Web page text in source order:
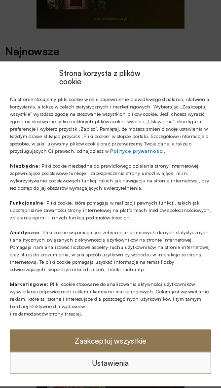
Strona korzysta z plików
cookie
Na stronie stosujemy pliki cookie w celu zapewnienie prawidłowego działania, ułatwienia
korzystania, a także w celach statystycznych i marketingowych. Wybierając „Zaakceptuj
wszystkie” wyrażasz zgodę na stosowanie wszystkich plików cookie. Jeśli chcesz wyrazić
zgodę na stosowanie tylko niektórych plików cookie, wybierz „Ustawienia”, skonfiguruj
preferencje i wybierz przycisk „Zapisz”. Pamiętaj, że możesz zmienić swoje ustawienia w
każdym czasie klikając przycisk „Pliki cookie” w stopce portalu. Szczegółowe informacje o
sposobie, w jaki używamy plików cookie oraz przetwarzamy Twoje dane, a także o
przysługujących Ci prawach, odnajdziesz wPolityce prywatności
Niezbędne: Pliki cookie niezbędne do prawidłowego działania strony internetowej,
zapewniające podstawowe funkcje i zabezpieczenia strony umożliwiające, m.in.
wykorzystywanie podstawowych funkcji takich jak nawigacja na stronie internetowej, czy
tez dostęp do jej obszarów wymagających uwierzytelnienia.
Funkcjonalne: Pliki cookie, które pomagają w realizacji pewnych funkcji, takich jak
udostępnianie zawartości strony internetowej na platformach mediów społecznościowych,
zbieranie opinii i innych funkcji podmiotów trzecich.
Analityczne: Pliki cookie wspomagające zebranie anonimowych danych statystycznych
i analitycznych związanych z aktywnością użytkowników na stronie internetowej.
Pomagają nam analizować liczbowe aspekty ruchu użytkowników na stronie internetowej
oraz służą do zrozumienia, w jaki sposób użytkownicy wchodzą w interakcje ze stroną
internetową. Te pliki cookie pomagają uzyskać informacje na temat liczby
odwiedzających, współczynnika odrzuceń, źródła ruchu itp.
Marketingowe: Pliki cookie stosowane do analizowania aktywności użytkowników,
wyświetlania odpowiednich reklam i kampanii marketingowych. Celem jest wyświetlanie
reklam, które są istotne i interesujące dla poszczególnych użytkowników i tym samym
bardziej efektywne dla wydawców
i reklamodawców strony trzeciej.
Zaakceptuj wszystkie
Ustawienia
Najnowsze
CYBERBEZPIECZEŃSTWO
polskiego stanowiska w pracach Rady
UE nad pakietem Digital Omnibus
ESG
Ekonomiści banku BNP Paribas o
wpływie zmian demograficznych na
polski rynek pracy
Z RYNKU FINANSOWEGO
Autopay o polskim rynku płatności
online na tle rozwiązań europejskich
Z RYNKU FINANSOWEGO
Rekordowa premia za wzrost Revoluta
CYBERBEZPIECZEŃSTWO
technologii kosmicznych w Polsce
BEZGOTÓWKOWO